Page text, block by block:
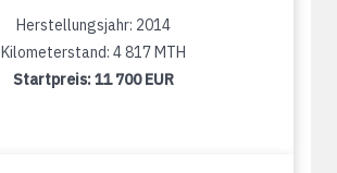
Herstellungsjahr: 2014
Kilometerstand: 4 817 MTH
Startpreis:11 700 EUR